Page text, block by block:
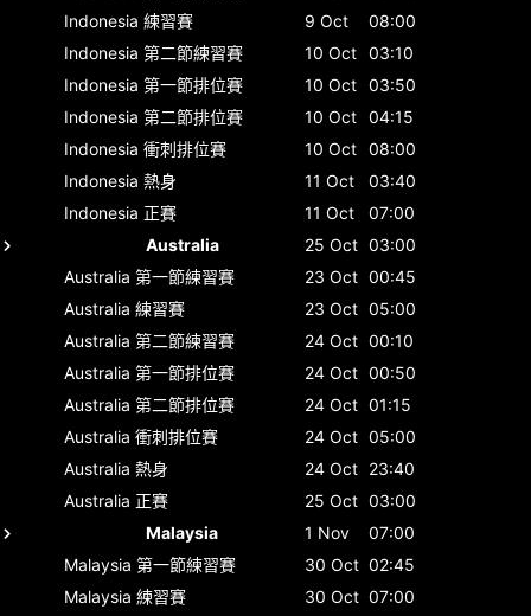
Indonesia 練習賽 9 Oct
08:00
Indonesia 第二節練習賽 10 Oct 03:10
Indonesia 第一節排位賽 10 Oct 03:50
Indonesia 第二節排位賽 10 Oct 04:15
Indonesia 衝刺排位賽 10 Oct 08:00
Indonesia 熱身 11 Oct
03:40
Indonesia 正賽 11 Oct
07:00
Australia
25 Oct 03:00
Australia 第一節練習賽 23 Oct 00:45
Australia 練習賽 23 Oct 05:00
Australia 第二節練習賽 24 Oct 00:10
Australia 第一節排位賽 24 Oct 00:50
Australia 第二節排位賽 24 Oct 01:15
Australia 衝刺排位賽 24 Oct 05:00
Australia 熱身 24 Oct 23:40
Australia 正賽 25 Oct 03:00
Malaysia
1 Nov
07:00
Malaysia 第一節練習賽 30 Oct 02:45
Malaysia 練習賽 30 Oct 07:00